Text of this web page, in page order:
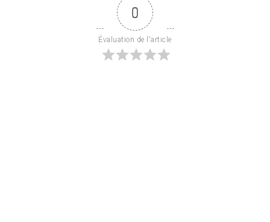
0
Évaluation de l'article